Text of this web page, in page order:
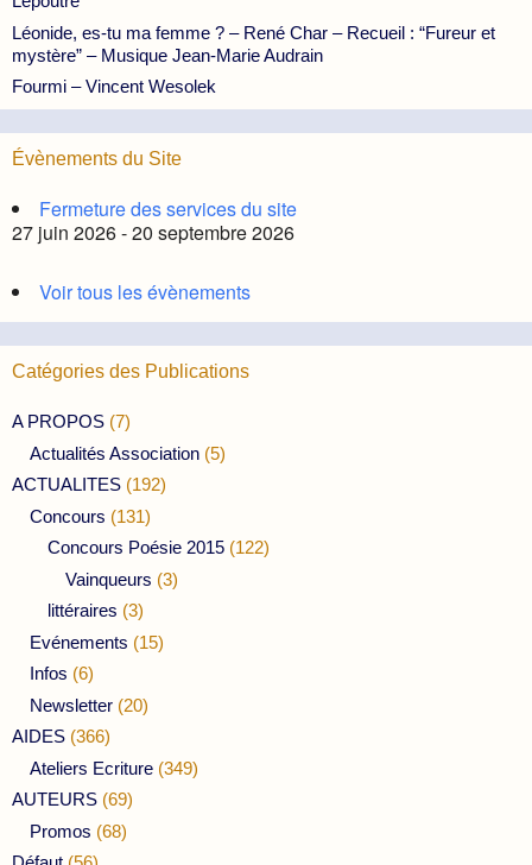
Léonide, es-tu ma femme ? – René Char – Recueil : “Fureur et
mystère” – Musique Jean-Marie Audrain
Fourmi – Vincent Wesolek
Évènements du Site
Fermeture des services du site
27 juin 2026 - 20 septembre 2026
Voir tous les évènements
Catégories des Publications
A PROPOS (7)
Actualités Association (5)
ACTUALITES (192)
Concours (131)
Concours Poésie 2015 (122)
Vainqueurs (3)
littéraires (3)
Evénements (15)
Infos (6)
Newsletter (20)
AIDES (366)
Ateliers Ecriture (349)
AUTEURS (69)
Promos (68)